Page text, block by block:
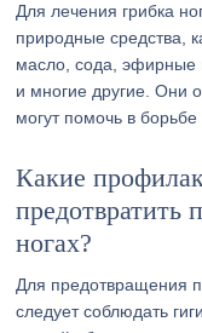
Для лечения грибка
природные средства,
масло, сода, эфирные
и многие другие. Они
могут помочь в борьбе
Какие
предотвратить
ногах?
Для предотвращения
следует соблюдать